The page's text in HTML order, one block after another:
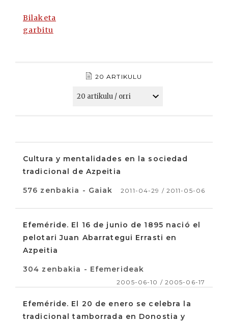
Bilaketa
garbitu
20 ARTIKULU
Cultura y mentalidades en la sociedad
tradicional de Azpeitia
576 zenbakia - Gaiak 2011-04-29 / 2011-05-06
Efeméride. El 16 de junio de 1895 nació el
pelotari Juan Abarrategui Errasti en
Azpeitia
304 zenbakia - Efemerideak
2005-06-10 / 2005-06-17
Efeméride. El 20 de enero se celebra la
tradicional tamborrada en Donostia y